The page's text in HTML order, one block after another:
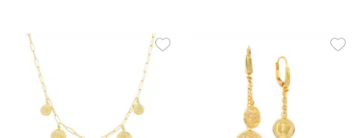
Add Wishlist
Add Wishlist